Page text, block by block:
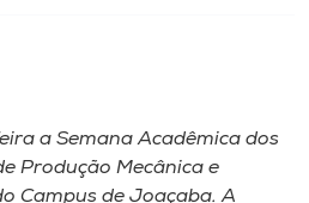
a Semana Acadêmica dos
Produção Mecânica e
Campus de Joaçaba. A